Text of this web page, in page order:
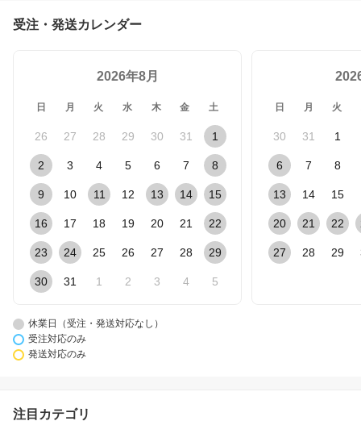
受注・発送カレンダー
2026年8月
日 月 火 水 木 金 土
26 27 28 29 30 31 1
2 3 4 5 6 7 8
9 10 11 12 13 14 15
16 17 18 19 20 21 22
23 24 25 26 27 28 29
30 31 1 2 3 4 5
日 月 火
30 31 1
6 7 8
13 14 15
20 21 22
27 28 29
休業日（受注・発送対応なし）
受注対応のみ
発送対応のみ
注目カテゴリ